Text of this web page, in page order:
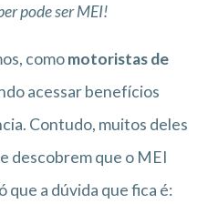
pode ser MEI!
comomotoristas de
acessar benefícios
Contudo, muitos deles
descobrem que o MEI
que a dúvida que fica é: